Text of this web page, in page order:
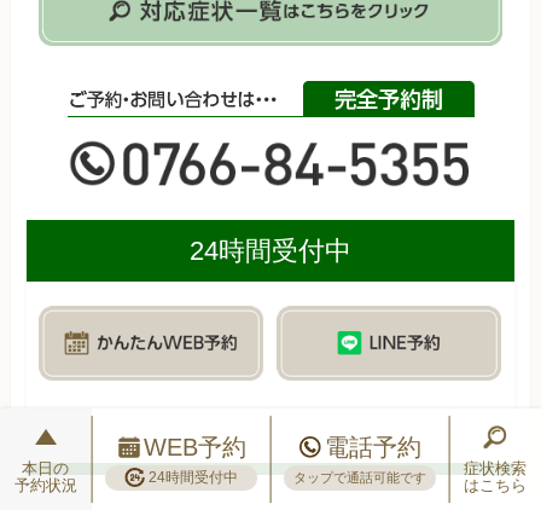
24時間受付中
本日の
予約状況
WEB予約
24時間受付中
電話予約
タップで通話可能です
症状検索
はこちら